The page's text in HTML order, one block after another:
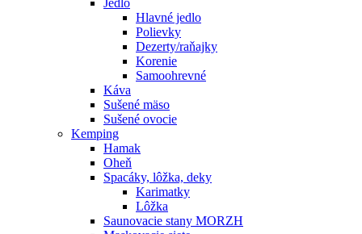
Hlavné jedlo
Polievky
Dezerty/raňajky
Korenie
Samoohrevné
Káva
Sušené mäso
Sušené ovocie
Kemping
Hamak
Oheň
Spacáky, lôžka, deky
Karimatky
Lôžka
Saunovacie stany MORZH